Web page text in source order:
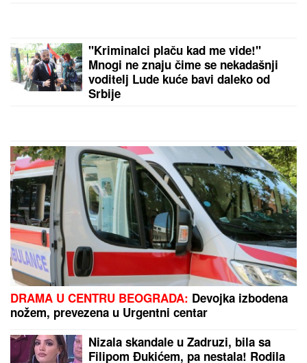
(VIDEO) TRUDNA ANITA DOVEZLA
LUKU NA PINKStrasno se grle i
ljube u kolima, ne pušta ga: Blista
pred porođaj
Slika Megan Markl iz SREDNJE ŠKOLE zapanjila
ljude: "OPERISALA JE NOS", tvrde plastični hirurzi:
Razlika "pre i posle" ne može da se prenebegne -
vojvotkinja pokrenula trend u estetskoj hirurgiji